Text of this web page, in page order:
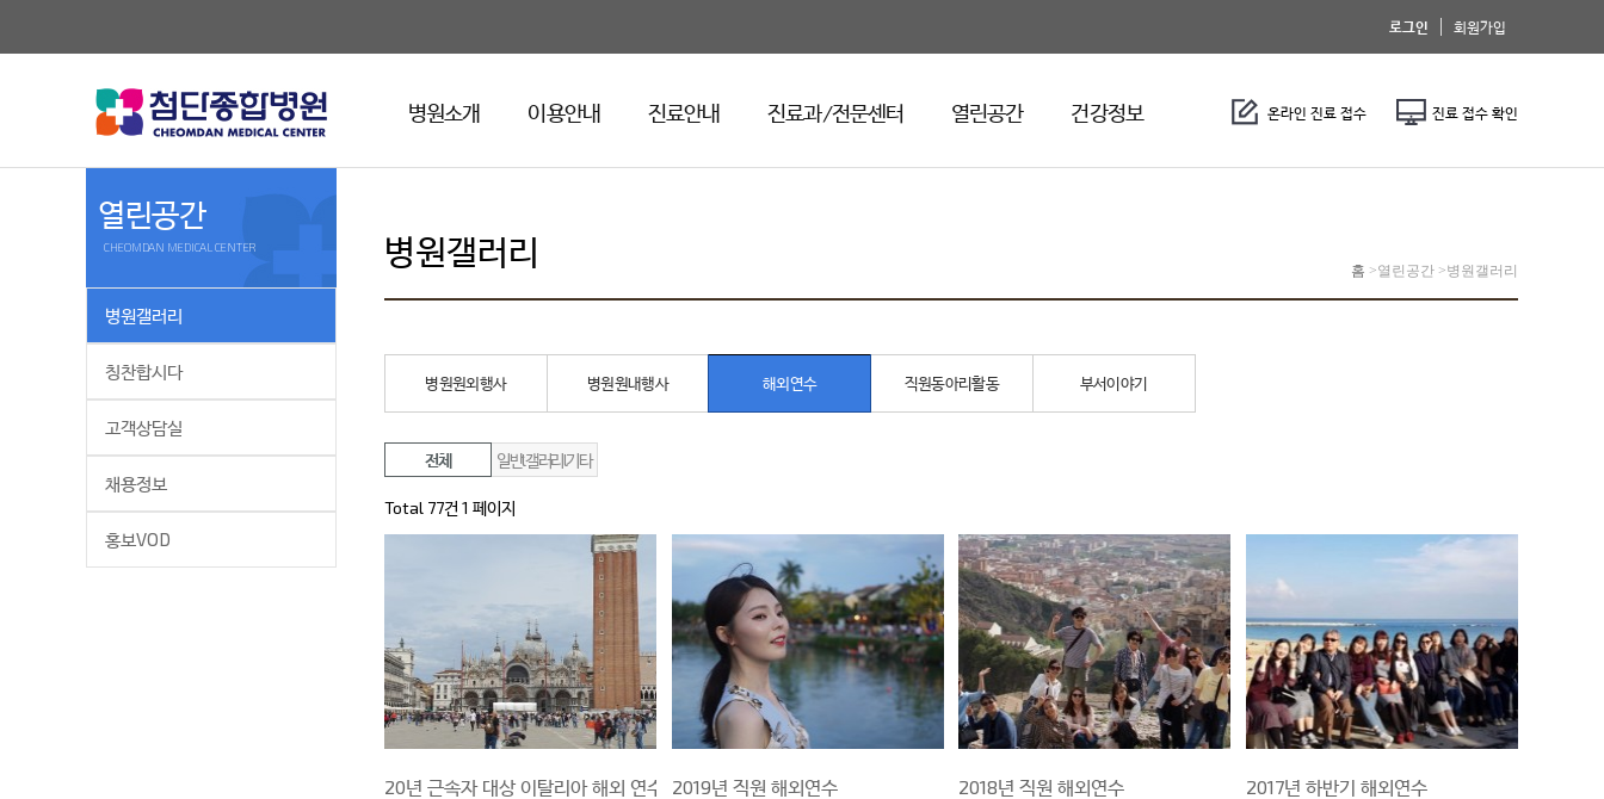
로그인 회원가입
병원소개 이용안내 진료안내 진료과/전문센터 열린공간 건강정보 온라인 진료 접수 진료 접수 확인
열린공간
CHEOMDAN MEDICAL CENTER
병원갤러리
칭찬합시다
고객상담실
채용정보
홍보VOD
홈 >열린공간 >병원갤러리
병원갤러리
병원원외행사 병원원내행사 해외연수 직원동아리활동 부서이야기
전체 일반l갤러리l기타
Total 77건 1 페이지
20년 근속자 대상 이탈리아 해외 연수 2019년 직원 해외연수 2018년 직원 해외연수 2017년 하반기 해외연수